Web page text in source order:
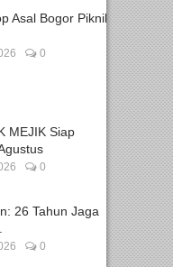
Asal Bogor Piknik
0
MEJIK Siap
0
26 Tahun Jaga
0